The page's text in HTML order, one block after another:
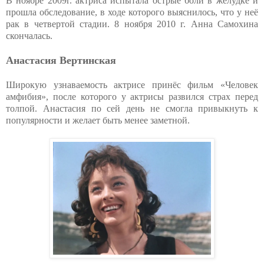
прошла обследование, в ходе которого выяснилось, что у неё
рак в четвертой стадии. 8 ноября 2010 г. Анна Самохина
скончалась.
Анастасия Вертинская
Широкую узнаваемость актрисе принёс фильм «Человек
амфибия», после которого у актрисы развился страх перед
толпой. Анастасия по сей день не смогла привыкнуть к
популярности и желает быть менее заметной.